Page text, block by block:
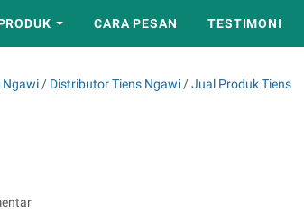
CARA PESAN TESTIMONI
Ngawi / Distributor Tiens Ngawi /Jual Produk Tiens